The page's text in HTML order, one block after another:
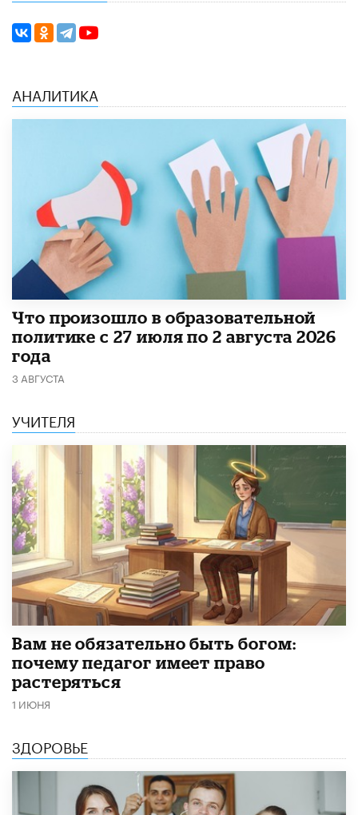
АНАЛИТИКА
​Что произошло в образовательной
политике с 27 июля по 2 августа 2026
года
3 АВГУСТА
УЧИТЕЛЯ
​Вам не обязательно быть богом:
почему педагог имеет право
растеряться
1 ИЮНЯ
ЗДОРОВЬЕ